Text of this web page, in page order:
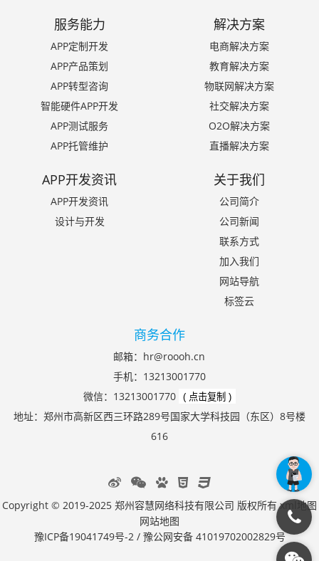
服务能力
APP定制开发
APP产品策划
APP转型咨询
智能硬件APP开发
APP测试服务
APP托管维护
解决方案
电商解决方案
教育解决方案
物联网解决方案
社交解决方案
O2O解决方案
直播解决方案
APP开发资讯
APP开发资讯
设计与开发
关于我们
公司简介
公司新闻
联系方式
加入我们
网站导航
标签云
商务合作
邮箱： hr@roooh.cn
手机： 13213001770
微信： 13213001770 ( 点击复制 )
地址：郑州市高新区西三环路289号国家大学科技园（东区）8号楼
616
Copyright © 2019-2025 郑州容慧网络科技有限公司 版权所有xml地图
网站地图
豫ICP备19041749号-2/ 豫公网安备 41019702002829号